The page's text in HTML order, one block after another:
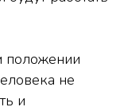
положении
не
и